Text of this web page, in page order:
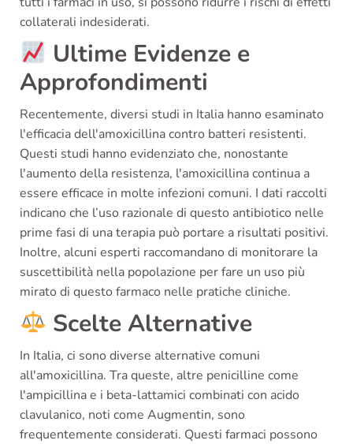
collaterali indesiderati.
Ultime Evidenze e
Approfondimenti
Recentemente, diversi studi in Italia hanno esaminato
l'efficacia dell'amoxicillina contro batteri resistenti.
Questi studi hanno evidenziato che, nonostante
l'aumento della resistenza, l'amoxicillina continua a
essere efficace in molte infezioni comuni. I dati raccolti
indicano che l’uso razionale di questo antibiotico nelle
prime fasi di una terapia può portare a risultati positivi.
Inoltre, alcuni esperti raccomandano di monitorare la
suscettibilità nella popolazione per fare un uso più
mirato di questo farmaco nelle pratiche cliniche.
Scelte Alternative
In Italia, ci sono diverse alternative comuni
all'amoxicillina. Tra queste, altre penicilline come
l'ampicillina e i beta-lattamici combinati con acido
clavulanico, noti come Augmentin, sono
frequentemente considerati. Questi farmaci possono